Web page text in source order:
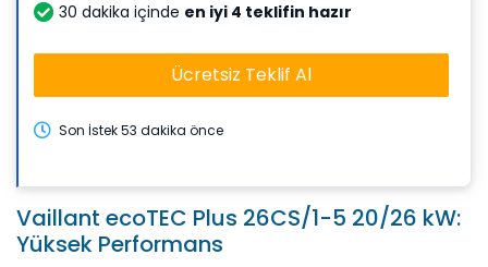
30 dakika içinde en iyi 4 teklifin hazır
Ücretsiz Teklif Al
Son İstek 53 dakika önce
Vaillant ecoTEC Plus 26CS/1-5 20/26 kW:
Yüksek Performans